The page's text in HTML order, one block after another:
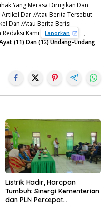
Yang Merasa Dirugikan Dan
Dan /Atau Berita Tersebut
Dan /Atau Berita Berisi
Redaksi Kami
Laporkan
,
(11) Dan (12) Undang-Undang
Listrik Hadir, Harapan
Tumbuh: Sinergi Kementerian
dan PLN Percepat